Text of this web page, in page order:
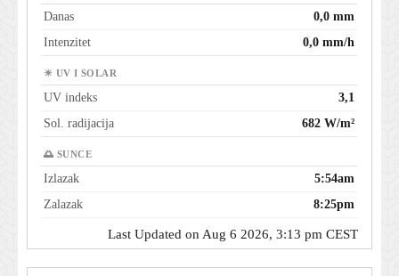
Danas
0,0 mm
Intenzitet
0,0 mm/h
☀ UV I SOLAR
UV indeks
3,1
Sol. radijacija
682 W/m²
🌅 SUNCE
Izlazak
5:54am
Zalazak
8:25pm
Last Updated on Aug 6 2026, 3:13 pm CEST